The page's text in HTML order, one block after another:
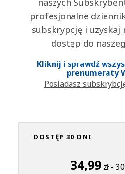
naszych
profesjonalne
subskrypcję i uzyskaj
dostęp do
Kliknij i sprawdź
prenumeraty
Posiadasz
DOSTĘP 30 DNI
34,99 zł -